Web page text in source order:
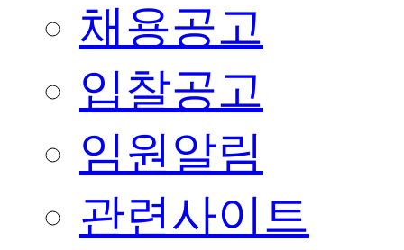
채용공고
입찰공고
임원알림
관련사이트